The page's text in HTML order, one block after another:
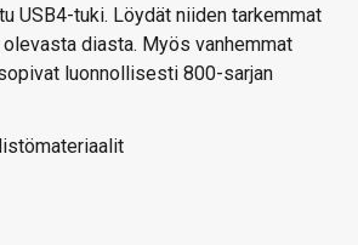
USB4-tuki. Löydät niiden tarkemmat
diasta. Myös vanhemmat
luonnollisesti 800-sarjan